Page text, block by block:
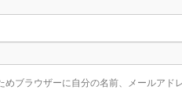
めブラウザーに自分の名前、メールアド